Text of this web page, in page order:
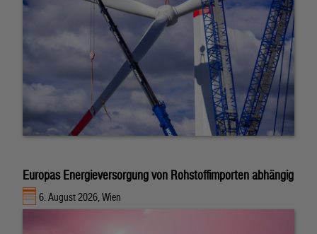
Europas Energieversorgung von Rohstoffimporten abhängig
6. August 2026, Wien